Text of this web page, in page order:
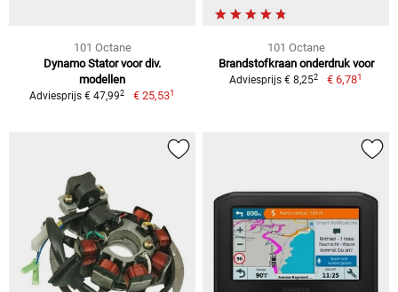
101 Octane
Dynamo Stator voor div.
modellen
Adviesprijs € 47,992 € 25,531
101 Octane
Brandstofkraan onderdruk voor
Adviesprijs € 8,252 € 6,781